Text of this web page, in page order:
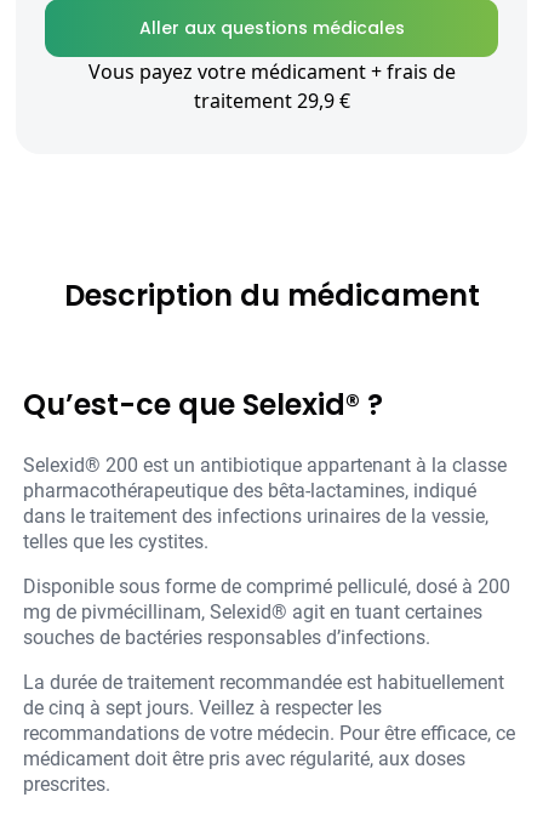
Aller aux questions médicales
Vous payez votre médicament + frais de
traitement 29,9 €
Description du médicament
Qu’est-ce que Selexid® ?
Selexid® 200 est un antibiotique appartenant à la classe
pharmacothérapeutique des bêta-lactamines, indiqué
dans le traitement des infections urinaires de la vessie,
telles que les cystites.
Disponible sous forme de comprimé pelliculé, dosé à 200
mg de pivmécillinam, Selexid® agit en tuant certaines
souches de bactéries responsables d’infections.
La durée de traitement recommandée est habituellement
de cinq à sept jours. Veillez à respecter les
recommandations de votre médecin. Pour être efficace, ce
médicament doit être pris avec régularité, aux doses
prescrites.